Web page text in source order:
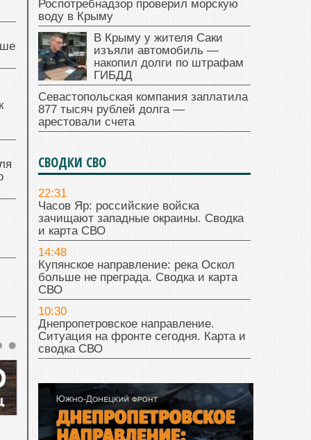
Роспотребнадзор проверил морскую
воду в Крыму
В Крыму у жителя Саки
изъяли автомобиль —
накопил долги по штрафам
ГИБДД
Севастопольская компания заплатила
877 тысяч рублей долга —
арестовали счета
СВОДКИ СВО
22:31
Часов Яр: российские войска
зачищают западные окраины. Сводка
и карта СВО
14:48
Купянское направление: река Оскол
больше не преграда. Сводка и карта
СВО
10:30
Днепропетровское направление.
Ситуация на фронте сегодня. Карта и
сводка СВО